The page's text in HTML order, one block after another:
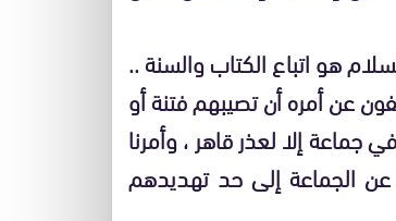
هو اتباع الكتاب والسنة ..
عن أمره أن تصيبهم فتنة أو
إلا لعذر قاهر ، وأمرنا
الجماعة إلى حد تهديدهم